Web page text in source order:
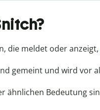
die meldet oder anzeigt,
gemeint und wird vor
Bedeutung